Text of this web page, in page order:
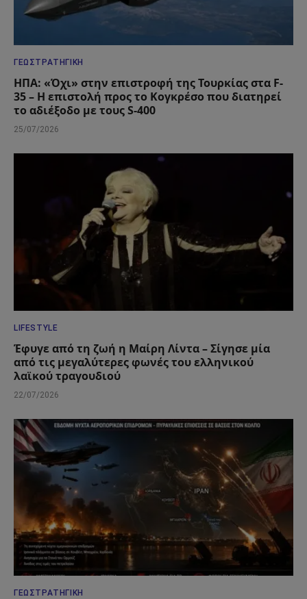
ΓΕΩΣΤΡΑΤΗΓΙΚΉ
ΗΠΑ: «Όχι» στην επιστροφή της Τουρκίας στα F-
35 – Η επιστολή προς το Κογκρέσο που διατηρεί
το αδιέξοδο με τους S-400
25/07/2026
LIFESTYLE
Έφυγε από τη ζωή η Μαίρη Λίντα – Σίγησε μία
από τις μεγαλύτερες φωνές του ελληνικού
λαϊκού τραγουδιού
22/07/2026
ΓΕΩΣΤΡΑΤΗΓΙΚΉ